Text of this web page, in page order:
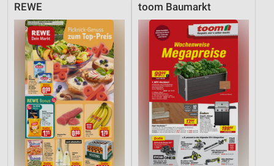
REWE toom Baumarkt